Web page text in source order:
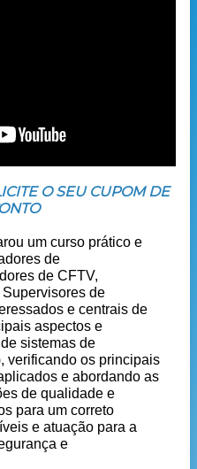
O SEU CUPOM DE
um curso prático e
de
de CFTV,
de
e centrais de
aspectos e
sistemas de
verificando os principais
e abordando as
de qualidade e
para um correto
e atuação para a
e